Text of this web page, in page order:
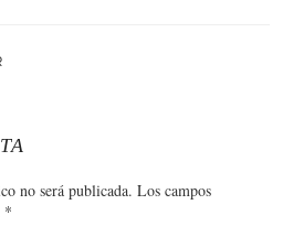
no será publicada. Los campos
*